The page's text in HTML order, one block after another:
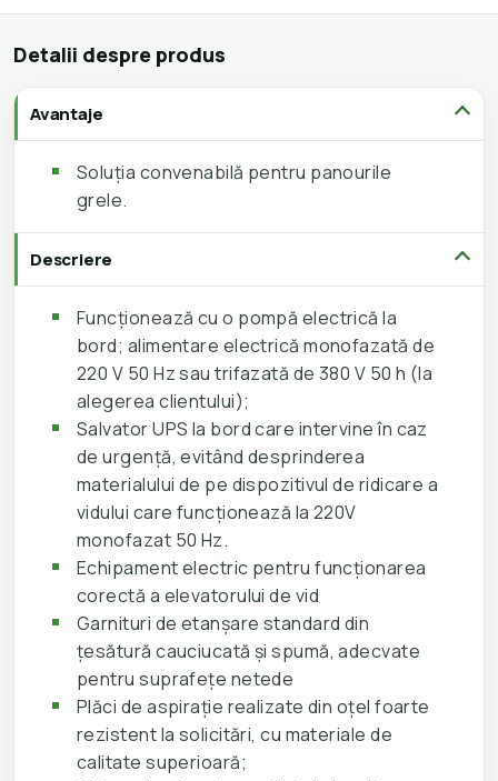
Detalii despre produs
Avantaje
Soluția convenabilă pentru panourile
grele.
Descriere
Funcționează cu o pompă electrică la
bord; alimentare electrică monofazată de
220 V 50 Hz sau trifazată de 380 V 50 h (la
alegerea clientului);
Salvator UPS la bord care intervine în caz
de urgență, evitând desprinderea
materialului de pe dispozitivul de ridicare a
vidului care funcționează la 220V
monofazat 50 Hz.
Echipament electric pentru funcționarea
corectă a elevatorului de vid
Garnituri de etanșare standard din
țesătură cauciucată și spumă, adecvate
pentru suprafețe netede
Plăci de aspirație realizate din oțel foarte
rezistent la solicitări, cu materiale de
calitate superioară;